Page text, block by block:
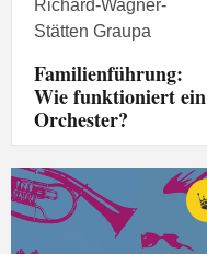
Richard-Wagner-
Stätten Graupa
Familienführung:
Wie funktioniert ein
Orchester?